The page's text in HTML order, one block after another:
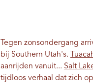
Tegen zonsondergang
bij Southern Utah's.
aanrijden vanuit... Salt
tijdloos verhaal dat zich